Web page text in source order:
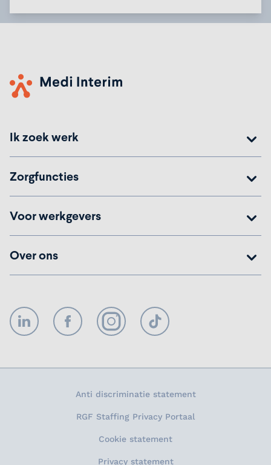
Ik zoek werk
Zorgfuncties
Voor werkgevers
Over ons
LinkedIn FacebookInstagramTikTok
Anti discriminatie statement
RGF Staffing Privacy Portaal
Cookie statement
Privacy statement